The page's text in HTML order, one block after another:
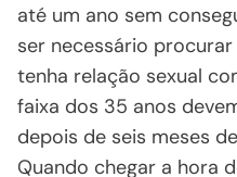
até um ano sem
ser necessário
tenha relação sexual
faixa dos 35 anos
depois de seis meses
Quando chegar a hora